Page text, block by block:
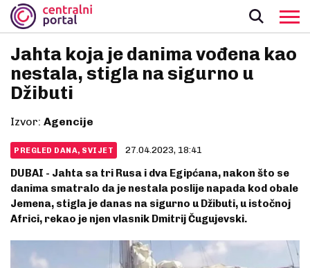
Jahta koja je danima vođena kao
nestala, stigla na sigurno u
Džibuti
Izvor: Agencije
PREGLED DANA, SVIJET 27.04.2023, 18:41
DUBAI - Jahta sa tri Rusa i dva Egipćana, nakon što se
danima smatralo da je nestala poslije napada kod obale
Jemena, stigla je danas na sigurno u Džibuti, u istočnoj
Africi, rekao je njen vlasnik Dmitrij Čugujevski.